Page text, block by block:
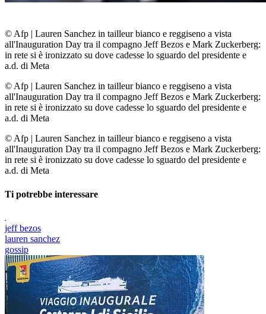
© Afp | Lauren Sanchez in tailleur bianco e reggiseno a vista
all'Inauguration Day tra il compagno Jeff Bezos e Mark Zuckerberg:
in rete si è ironizzato su dove cadesse lo sguardo del presidente e
a.d. di Meta
© Afp | Lauren Sanchez in tailleur bianco e reggiseno a vista
all'Inauguration Day tra il compagno Jeff Bezos e Mark Zuckerberg:
in rete si è ironizzato su dove cadesse lo sguardo del presidente e
a.d. di Meta
© Afp | Lauren Sanchez in tailleur bianco e reggiseno a vista
all'Inauguration Day tra il compagno Jeff Bezos e Mark Zuckerberg:
in rete si è ironizzato su dove cadesse lo sguardo del presidente e
a.d. di Meta
Ti potrebbe interessare
jeff bezos
lauren sanchez
gossip